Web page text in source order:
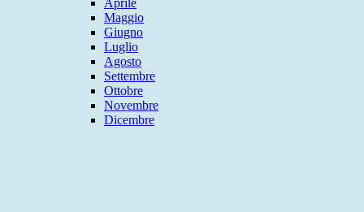
Aprile
Maggio
Giugno
Luglio
Agosto
Settembre
Ottobre
Novembre
Dicembre